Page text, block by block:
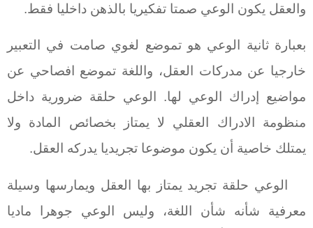
والعقل يكون الوعي صمتا تفكيريا بالذهن داخليا فقط.
بعبارة ثانية الوعي هو تموضع لغوي صامت في التعبير
خارجيا عن مدركات العقل، واللغة تموضع افصاحي عن
مواضيع إدراك الوعي لها. الوعي حلقة ضرورية داخل
منظومة الادراك العقلي لا يمتاز بخصائص المادة ولا
يمتلك خاصية أن يكون موضوعا تجريديا يدركه العقل.
الوعي حلقة تجريد يمتاز بها العقل ويمارسها وسيلة
معرفية شأنه شأن اللغة، وليس الوعي جوهرا ماديا